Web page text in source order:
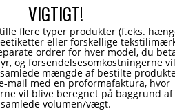
VIGTIGT!
flere typer produkter (f.eks.
eller forskellige
ordrer for hver model, du
og forsendelsesomkostningerne
mængde af bestilte
mail med en proformafaktura, hvor
vil blive beregnet på baggrund af
samlede volumen/vægt.